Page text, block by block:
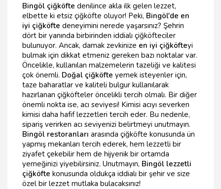
Bingöl çiğköfte denilince akla ilk gelen lezzet,
elbette ki etsiz çiğköfte oluyor! Peki, Bingöl'de en
iyi çiğköfte deneyimini nerede yaşarsınız? Şehrin
dört bir yanında birbirinden iddialı çiğköfteciler
bulunuyor. Ancak, damak zevkinize en iyi çiğköfteyi
bulmak için dikkat etmeniz gereken bazı noktalar var.
Öncelikle, kullanılan malzemelerin tazeliği ve kalitesi
çok önemli. Doğal çiğköfte yemek isteyenler için,
taze baharatlar ve kaliteli bulgur kullanılarak
hazırlanan çiğköfteler öncelikli tercih olmalı. Bir diğer
önemli nokta ise, acı seviyesi! Kimisi acıyı severken
kimisi daha hafif lezzetleri tercih eder. Bu nedenle,
sipariş verirken acı seviyenizi belirtmeyi unutmayın.
Bingöl restoranları arasında çiğköfte konusunda ün
yapmış mekanları tercih ederek, hem lezzetli bir
ziyafet çekebilir hem de hijyenik bir ortamda
yemeğinizi yiyebilirsiniz. Unutmayın, Bingöl lezzetli
çiğköfte konusunda oldukça iddialı bir şehir ve size
özel bir lezzet mutlaka bulacaksınız!